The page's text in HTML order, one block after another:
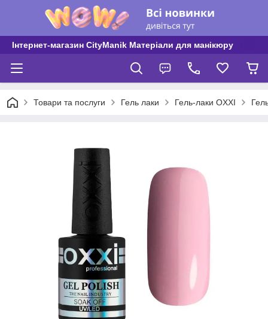
Інтернет-магазин CityManik Матеріали для манікюру
Товари та послуги Гель лаки Гель-лаки OXXI